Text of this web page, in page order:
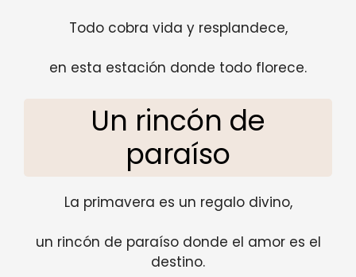
Todo cobra vida y resplandece,
en esta estación donde todo florece.
Un rincón de
paraíso
La primavera es un regalo divino,
un rincón de paraíso donde el amor es el
destino.